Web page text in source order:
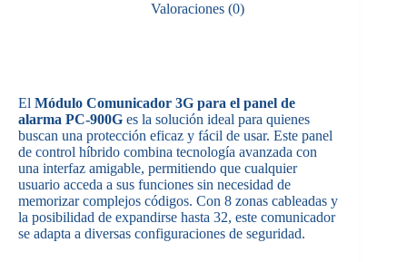
Valoraciones (0)
El Módulo Comunicador 3G para el panel de
alarma PC-900G es la solución ideal para quienes
buscan una protección eficaz y fácil de usar. Este panel
de control híbrido combina tecnología avanzada con
una interfaz amigable, permitiendo que cualquier
usuario acceda a sus funciones sin necesidad de
memorizar complejos códigos. Con 8 zonas cableadas y
la posibilidad de expandirse hasta 32, este comunicador
se adapta a diversas configuraciones de seguridad.